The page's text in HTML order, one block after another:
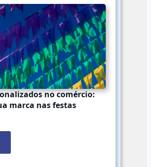
no comércio:
marca nas festas